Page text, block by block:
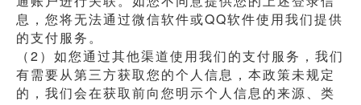
息，您将无法通过微信软件或QQ软件使用我们提供
的支付服务。
（2）如您通过其他渠道使用我们的支付服务，我们
有需要从第三方获取您的个人信息，本政策未规定
的，我们会在获取前向您明示个人信息的来源、类